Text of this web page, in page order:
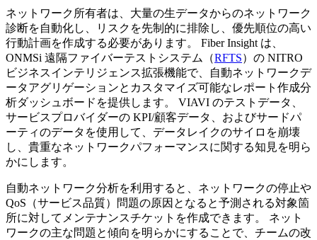
ネットワーク所有者は、大量の生データからのネットワーク
診断を自動化し、リスクを先制的に排除し、優先順位の高い
行動計画を作成する必要があります。 Fiber Insight は、
ONMSi 遠隔ファイバーテストシステム（RFTS）の NITRO
ビジネスインテリジェンス拡張機能で、自動ネットワークデ
ータアグリゲーションとカスタマイズ可能なレポート作成分
析ダッシュボードを提供します。 VIAVI のテストデータ、
サービスプロバイダーの KPI/顧客データ、およびサードパ
ーティのデータを使用して、データレイクのサイロを崩壊
し、貴重なネットワークパフォーマンスに関する知見を明ら
かにします。
自動ネットワーク分析を利用すると、ネットワークの停止や
QoS（サービス品質）問題の原因となると予測される対象箇
所に対してメンテナンスチケットを作成できます。 ネット
ワークの主な問題と傾向を明らかにすることで、チームの改